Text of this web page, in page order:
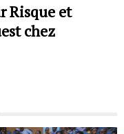
Risque et
chez